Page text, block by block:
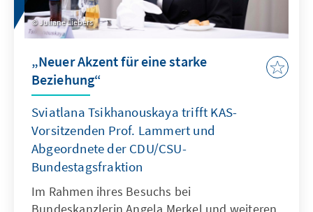
Juliane Liebers
„Neuer Akzent für eine starke
Beziehung“
Sviatlana Tsikhanouskaya trifft KAS-
Vorsitzenden Prof. Lammert und
Abgeordnete der CDU/CSU-
Bundestagsfraktion
Im Rahmen ihres Besuchs bei